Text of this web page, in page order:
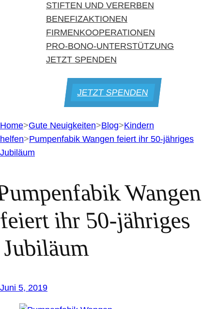
STIFTEN UND VERERBEN
BENEFIZAKTIONEN
FIRMENKOOPERATIONEN
PRO-BONO-UNTERSTÜTZUNG
JETZT SPENDEN
JETZT SPENDEN
Home>Gute Neuigkeiten>Blog>Kindern
helfen>Pumpenfabik Wangen feiert ihr 50-jähriges
Jubiläum
Wangen
ihr 50-jähriges
Jubiläum
Juni 5, 2019